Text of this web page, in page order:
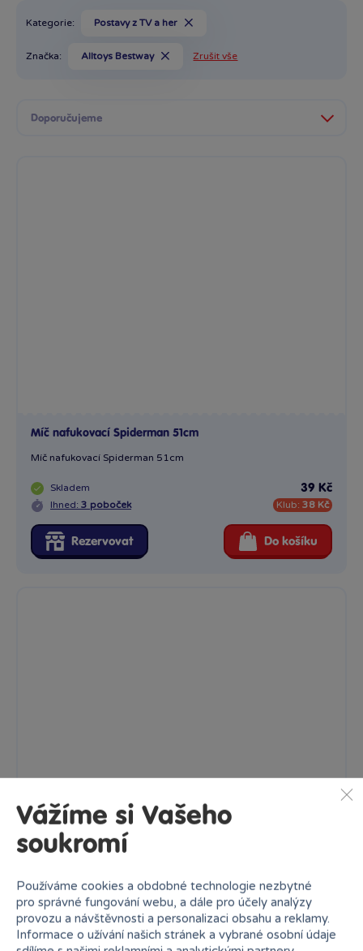
Kategorie: Postavy z TV a her
Značka: Alltoys Bestway Zrušit vše
Míč nafukovací Spiderman 51cm
Míč nafukovací Spiderman 51cm
Skladem
Ihned: 3 poboček
39 Kč
Klub: 38 Kč
Rezervovat Do košíku
Nafukovací rukávky v designu Spiderman pro děti od 3 do 6 let...
Sklademprodejny
Ihned:3 poboček
79 Kč
Klub: 77 Kč
Vážíme si Vašeho
soukromí
Používáme cookies a obdobné technologie nezbytné
pro správné fungování webu, a dále pro účely analýzy
provozu a návštěvnosti a personalizaci obsahu a reklamy.
Informace o užívání našich stránek a vybrané osobní údaje